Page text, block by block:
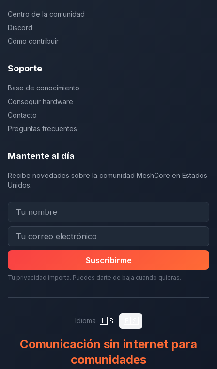
Centro de la comunidad
Discord
Cómo contribuir
Soporte
Base de conocimiento
Conseguir hardware
Contacto
Preguntas frecuentes
Mantente al día
Recibe novedades sobre la comunidad MeshCore en Estados
Unidos.
Suscribirme
Tu privacidad importa. Puedes darte de baja cuando quieras.
Idioma 🇺🇸
Comunicación sin internet para
comunidades